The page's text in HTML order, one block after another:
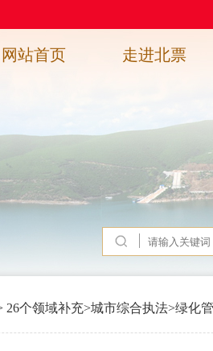
网站首页 走进北票
26个领域补充>城市综合执法>绿化